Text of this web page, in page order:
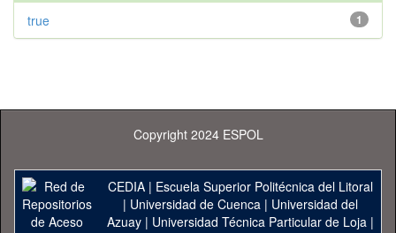
1
true
Copyright 2024 ESPOL
CEDIA| Escuela Superior Politécnica del Litoral
| Universidad de Cuenca| Universidad del
Azuay| Universidad Técnica Particular de Loja|